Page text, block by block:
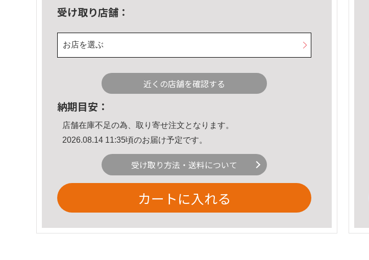
受け取り店舗：
お店を選ぶ
近くの店舗を確認する
納期目安：
店舗在庫不足の為、取り寄せ注文となります。
2026.08.14 11:35頃のお届け予定です。
受け取り方法・送料について
カートに入れる